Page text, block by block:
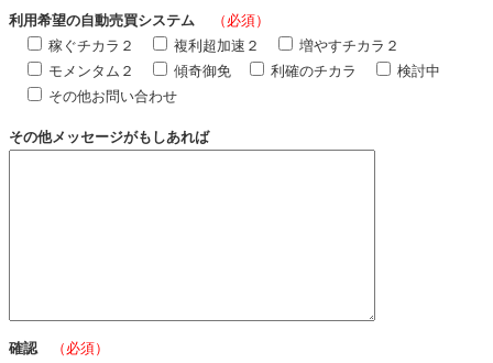
利用希望の自動売買システム
（必須）
稼ぐチカラ２
複利超加速２
増やすチカラ２
モメンタム２
傾奇御免 利確のチカラ
検討中
その他お問い合わせ
その他メッセージがもしあれば
確認
（必須）